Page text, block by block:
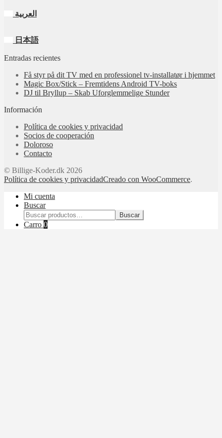
العربية
日本語
Entradas recientes
Få styr på dit TV med en professionel tv‑installatør i hjemmet
Magic Box/Stick – Fremtidens Android TV-boks
DJ til Bryllup – Skab Uforglemmelige Stunder
Información
Política de cookies y privacidad
Socios de cooperación
Doloroso
Contacto
© Billige-Koder.dk 2026
Política de cookies y privacidadCreado con WooCommerce.
Mi cuenta
Buscar
Buscar:
Buscar
Carro 0